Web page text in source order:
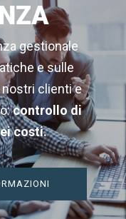
gestionale
e sulle
clienti e
controllo di
costi.